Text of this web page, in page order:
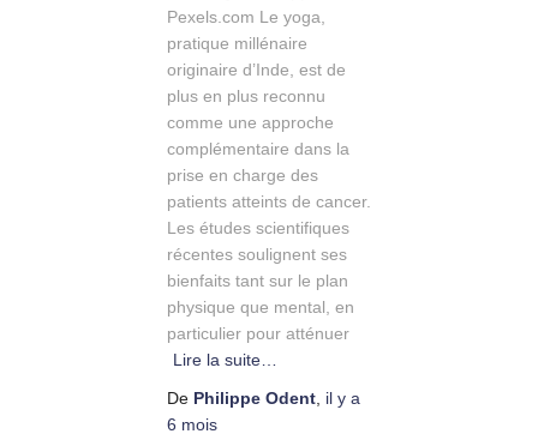
Pexels.com Le yoga,
pratique millénaire
originaire d’Inde, est de
plus en plus reconnu
comme une approche
complémentaire dans la
prise en charge des
patients atteints de cancer.
Les études scientifiques
récentes soulignent ses
bienfaits tant sur le plan
physique que mental, en
particulier pour atténuer
Lire la suite…
De Philippe Odent, il y a
6 mois